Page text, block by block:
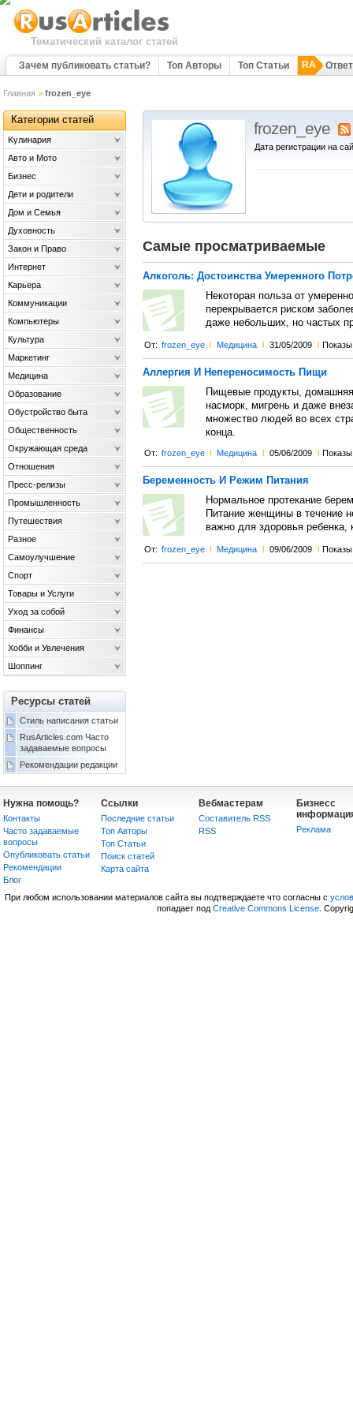
Тематический каталог статей
Зачем публиковать статьи? Топ Авторы Топ Статьи RA
Главная > frozen_eye
frozen_eye
Дата регистрации на
Самые просматриваемые
Алкоголь: Достоинства Умеренного
Некоторая польза от
перекрывается риском
даже небольших, но частых
От: frozen_eye l Медицина l 31/05/2009 l
Аллергия И Непереносимость Пищи
Пищевые продукты,
насморк, мигрень и даже
множество людей во всех
конца.
От: frozen_eye l Медицина l 05/06/2009 l
Беременность И Режим Питания
Нормальное протекание
Питание женщины в течение
важно для здоровья ребенка,
От: frozen_eye l Медицина l 09/06/2009 l
Категории статей
Kулинария
Авто и Мото
Бизнес
Дети и родители
Дом и Семья
Духовность
Закон и Право
Интернет
Карьера
Коммуникации
Компьютеры
Культура
Маркетинг
Медицина
Образование
Обустройство быта
Общественность
Окружающая среда
Отношения
Пресс-релизы
Промышленность
Путешествия
Разное
Самоулучшение
Спорт
Товары и Услуги
Уход за собой
Финансы
Хобби и Увлечения
Шоппинг
Ресурсы статей
Стиль написания статьи
RusArticles.com Часто
задаваемые вопросы
Рекомендации редакции
Нужна помощь?
Контакты
Часто задаваемые
вопросы
Опубликовать статьи
Рекомендации
Блог
Ссылки
Последние статьи
Топ Авторы
Топ Статьи
Поиск статей
Карта сайта
Вебмастерам
Составитель RSS
RSS
Бизнесс
Реклама
При любом использовании материалов сайта вы подтверждаете что согласны с
попадает под Creative Commons License.